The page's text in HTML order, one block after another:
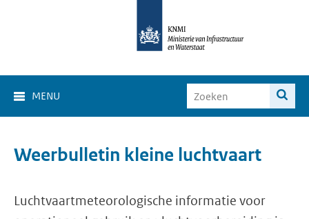
MENU
Weerbulletin kleine luchtvaart
Luchtvaartmeteorologische informatie voor